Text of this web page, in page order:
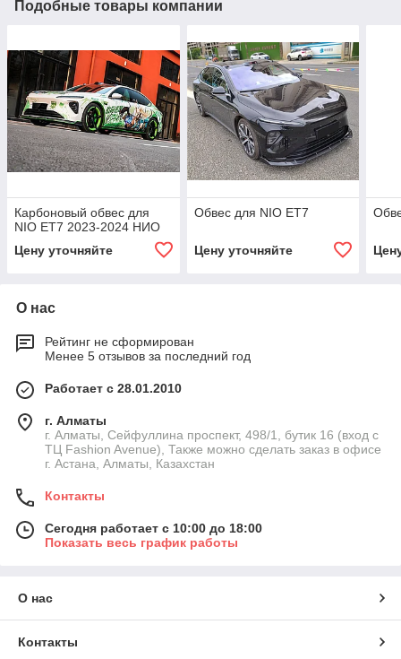
Подобные товары компании
Карбоновый обвес для
NIO ET7 2023-2024 НИО
Цену уточняйте
Обвес для NIO ET7
Цену уточняйте
О нас
Рейтинг не сформирован
Менее 5 отзывов за последний год
Работает с 28.01.2010
г. Алматы
г. Алматы, Сейфуллина проспект, 498/1, бутик 16 (вход с
ТЦ Fashion Avenue), Также можно сделать заказ в офисе
г. Астана, Алматы, Казахстан
Контакты
Сегодня работает с 10:00 до 18:00
Показать весь график работы
О нас
Контакты